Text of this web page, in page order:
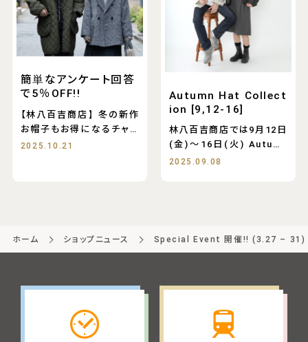
簡単なアンケート回答
で5％OFF!!
【林八百吉商店】冬の新作
お帽子もお得になるチャン
スです♪
2025.10.21
Autumn Hat Collect
ion [9,12-16]
林八百吉商店では9月12日
(金)～16日(火) Autumn
Hat
2025.09.08
ホーム ショップニュース Special Event 開催!! (3.27 – 31)